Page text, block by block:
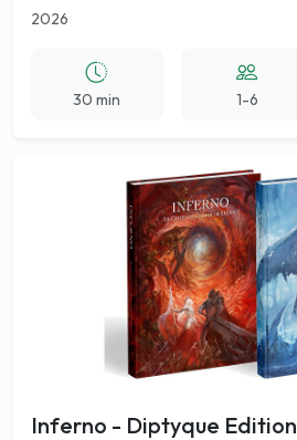
2026
30 min 1-6
Inferno - Diptyque